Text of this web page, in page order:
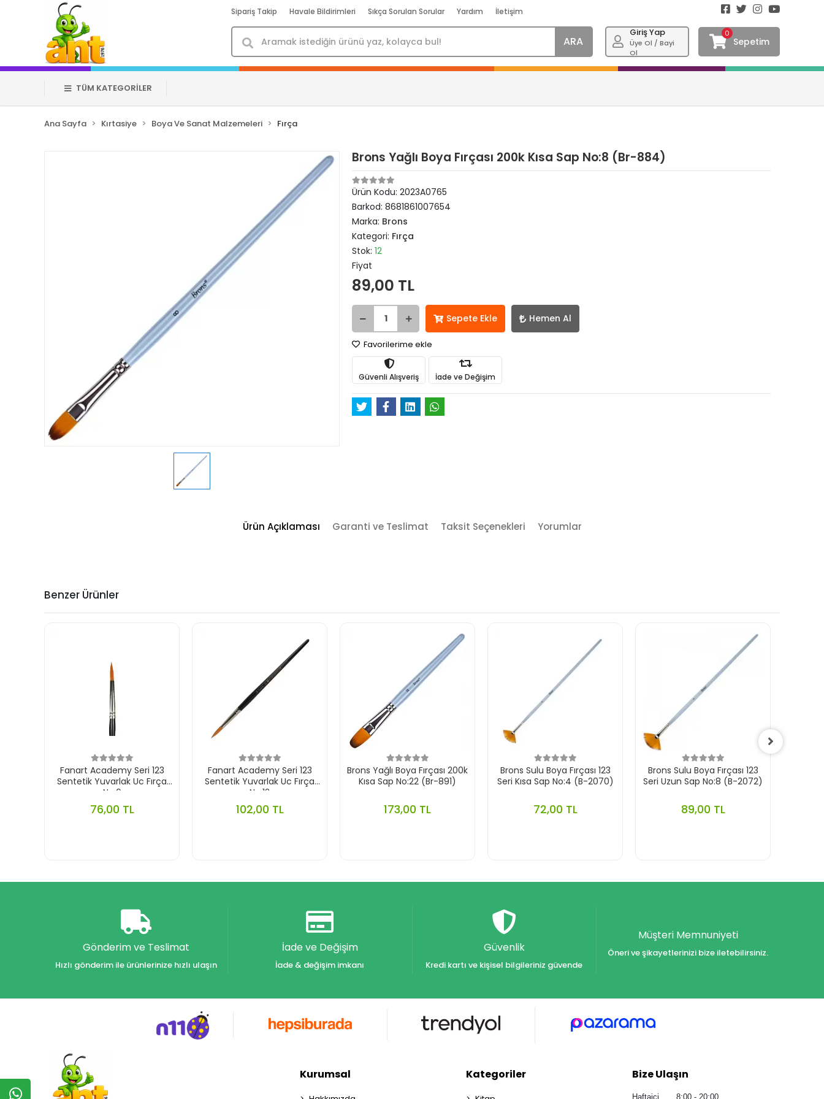
Sipariş Takip Havale Bildirimleri Sıkça Sorulan Sorular Yardım İletişim
ARA
Giriş Yap
Üye Ol / Bayi
Ol
0
Sepetim
TÜM KATEGORİLER
Ana Sayfa Kırtasiye Boya Ve Sanat Malzemeleri Fırça
Brons Yağlı Boya Fırçası 200k Kısa Sap No:8 (Br-884)
Ürün Kodu:2023A0765
Barkod:8681861007654
Marka: Brons
Kategori: Fırça
Stok:12
Fiyat
89,00 TL
Sepete Ekle Hemen Al
Favorilerime ekle
Güvenli Alışveriş İade ve Değişim
Ürün Açıklaması Garanti ve Teslimat Taksit Seçenekleri Yorumlar
Benzer Ürünler
Fanart Academy Seri 123
Sentetik Yuvarlak Uc Fırça
No:6
76,00 TL
Fanart Academy Seri 123
Sentetik Yuvarlak Uc Fırça
No:12
102,00 TL
Brons Yağlı Boya Fırçası 200k
Kısa Sap No:22 (Br-891)
173,00 TL
Brons Sulu Boya Fırçası 123
Seri Kısa Sap No:4 (B-2070)
72,00 TL
Brons Sulu Boya Fırçası 123
Seri Uzun Sap No:8 (B-2072)
89,00 TL
Gönderim ve Teslimat
Hızlı gönderim ile ürünlerinize hızlı ulaşın
İade ve Değişim
İade & değişim imkanı
Güvenlik
Kredi kartı ve kişisel bilgileriniz güvende
Müşteri Memnuniyeti
Öneri ve şikayetlerinizi bize iletebilirsiniz.
Kurumsal Kategoriler Bize Ulaşın
Haftaiçi 8:00 - 20:00